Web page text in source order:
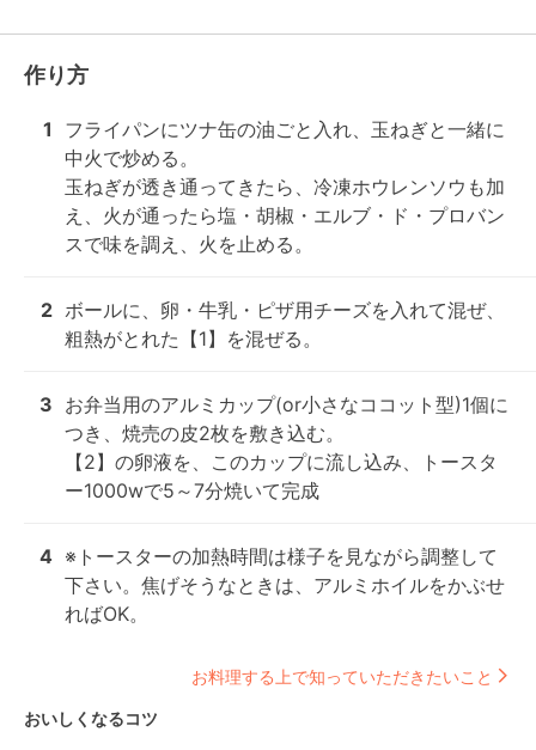
作り方
1
フライパンにツナ缶の油ごと入れ、玉ねぎと一緒に
中火で炒める。
玉ねぎが透き通ってきたら、冷凍ホウレンソウも加
え、火が通ったら塩・胡椒・エルブ・ド・プロバン
スで味を調え、火を止める。
2 ボールに、卵・牛乳・ピザ用チーズを入れて混ぜ、
粗熱がとれた【1】を混ぜる。
3 お弁当用のアルミカップ(or小さなココット型)1個に
つき、焼売の皮2枚を敷き込む。
【2】の卵液を、このカップに流し込み、トースタ
ー1000wで5～7分焼いて完成
4 ※トースターの加熱時間は様子を見ながら調整して
下さい。焦げそうなときは、アルミホイルをかぶせ
ればOK。
お料理する上で知っていただきたいこと
おいしくなるコツ